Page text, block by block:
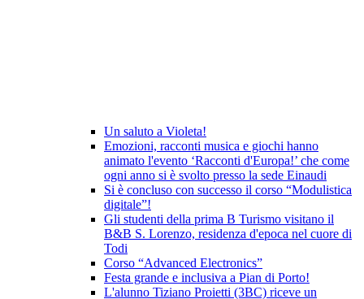
Un saluto a Violeta!
Emozioni, racconti musica e giochi hanno
animato l'evento ‘Racconti d'Europa!’ che come
ogni anno si è svolto presso la sede Einaudi
Si è concluso con successo il corso “Modulistica
digitale”!
Gli studenti della prima B Turismo visitano il
B&B S. Lorenzo, residenza d'epoca nel cuore di
Todi
Corso “Advanced Electronics”
Festa grande e inclusiva a Pian di Porto!
L'alunno Tiziano Proietti (3BC) riceve un